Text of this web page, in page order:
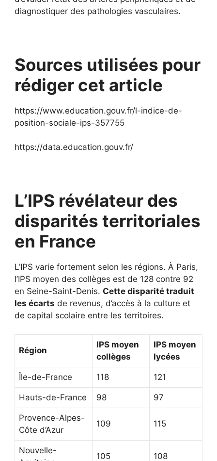
diagnostiquer des pathologies vasculaires.
Sources utilisées pour
rédiger cet article
https://www.education.gouv.fr/l-indice-de-
position-sociale-ips-357755
https://data.education.gouv.fr/
L’IPS révélateur des
disparités territoriales
en France
L’IPS varie fortement selon les régions. À Paris,
l’IPS moyen des collèges est de 128 contre 92
en Seine-Saint-Denis. Cette disparité traduit
les écarts de revenus, d’accès à la culture et
de capital scolaire entre les territoires.
Région
IPS moyen
collèges
IPS moyen
lycées
Île-de-France 118 121
Hauts-de-France 98 97
Provence-Alpes-
Côte d’Azur
109 115
Nouvelle-
105 108